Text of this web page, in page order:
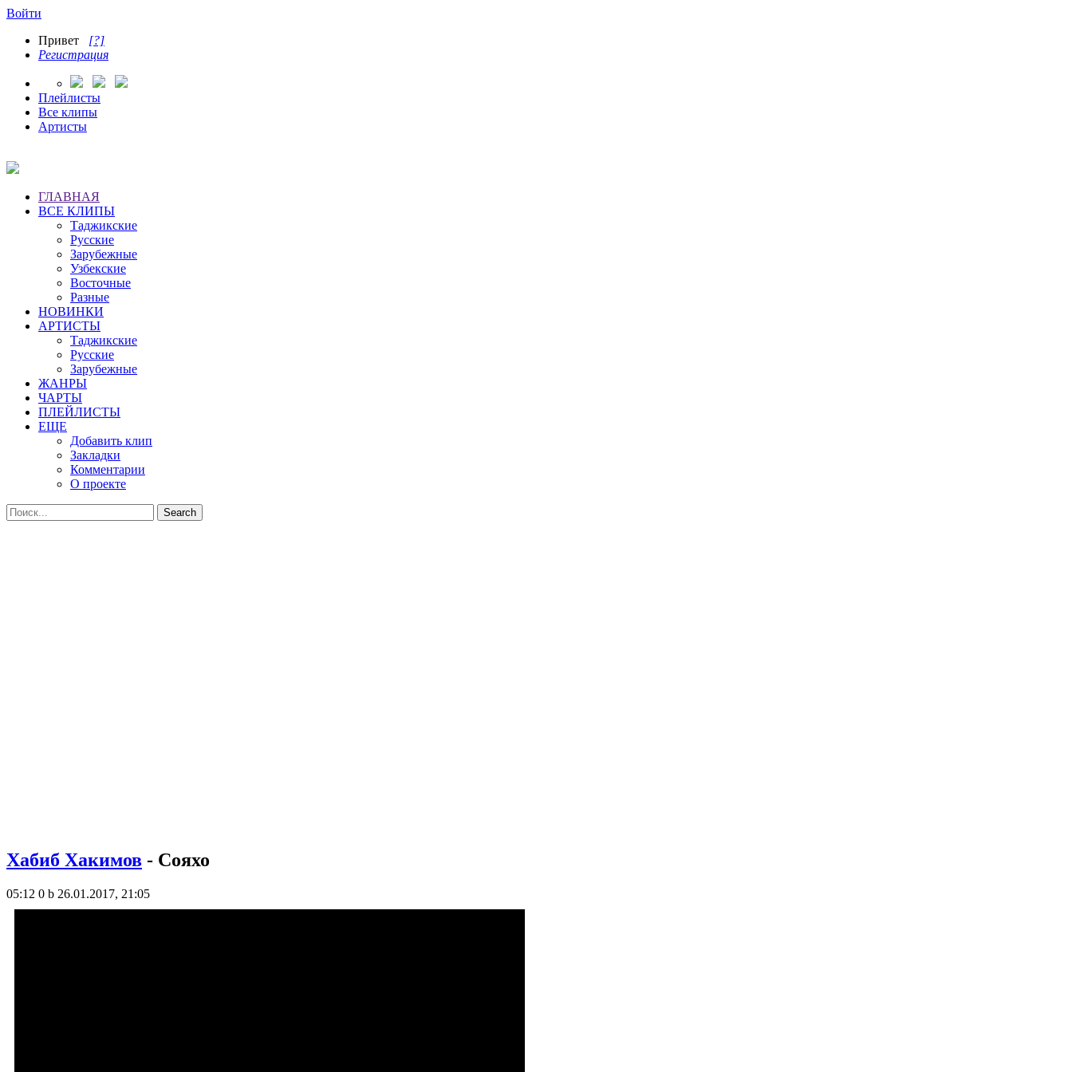
Войти
Привет [?]
Регистрация
Плейлисты
Все клипы
Артисты
ГЛАВНАЯ
ВСЕ КЛИПЫ
Таджикские
Русские
Зарубежные
Узбекские
Восточные
Разные
НОВИНКИ
АРТИСТЫ
Таджикские
Русские
Зарубежные
ЖАНРЫ
ЧАРТЫ
ПЛЕЙЛИСТЫ
ЕЩЕ
Добавить клип
Закладки
Комментарии
О проекте
Хабиб Хакимов - Сояхо
05:12 0 b 26.01.2017, 21:05